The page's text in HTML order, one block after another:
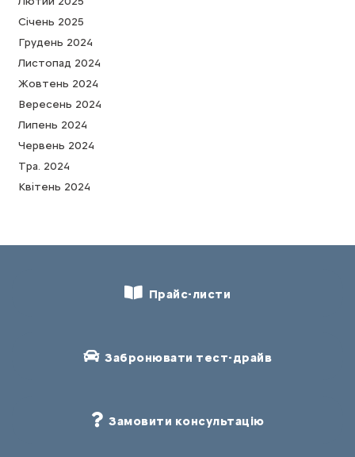
Cічень 2025
Грудень 2024
Листопад 2024
Жовтень 2024
Вересень 2024
Липень 2024
Червень 2024
Тра. 2024
Квітень 2024
Прайс-листи
Забронювати тест-драйв
Замовити консультацію